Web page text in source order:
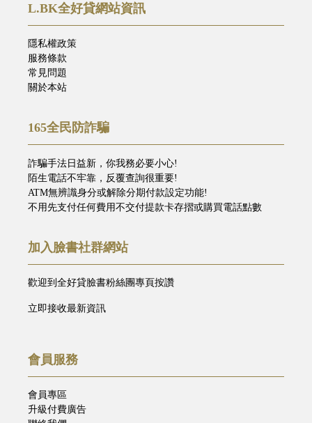
L.BK全好貸網站資訊
隱私權政策
服務條款
常見問題
關於本站
165全民防詐騙
詐騙手法日益新，你我務必要小心!
陌生電話不牢靠，反覆查詢很重要!
ATM無辨識身分或解除分期付款設定功能!
不用先支付任何費用不交付提款卡存摺或購買電話點數
加入臉書社群網站
歡迎到全好貸臉書粉絲團專頁按讚
立即接收最新資訊
會員服務
會員專區
升級付費廣告